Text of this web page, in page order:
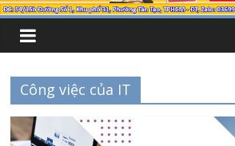
Công việc của IT